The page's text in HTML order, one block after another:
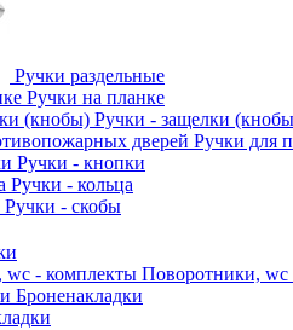
Ручки раздельные
Ручки на планке
Ручки - защелки
Ручки для
Ручки - кнопки
Ручки - кольца
Ручки - скобы
Поворотники, wc
Броненакладки